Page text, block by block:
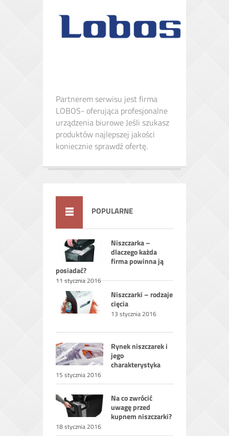
Partnerem serwisu jest firma
LOBOS- oferująca profesjonalne
urządzenia biurowe Jeśli szukasz
produktów najlepszej jakości
koniecznie sprawdź ofertę.
POPULARNE
Niszczarka –
dlaczego każda
firma powinna ją
posiadać?
11 stycznia 2016
Niszczarki – rodzaje
cięcia
13 stycznia 2016
Rynek niszczarek i
jego
charakterystyka
15 stycznia 2016
Na co zwrócić
uwagę przed
kupnem niszczarki?
18 stycznia 2016